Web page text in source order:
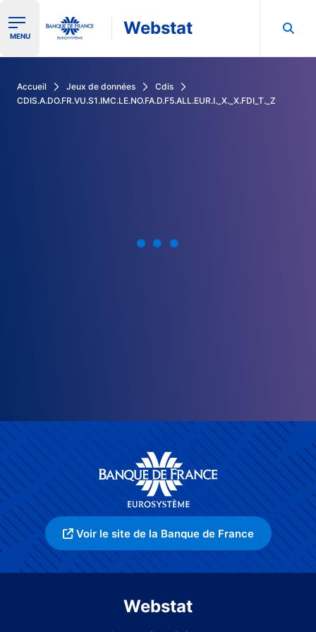
Ouvrir le menu de navigation
MENU Webstat
Accueil Jeux de données
Cdis
CDIS.A.DO.FR.VU.S1.IMC.LE.NO.FA.D.F5.ALL.EUR.I._X._X.FDI_T._Z
Voir le site de la Banque de France
Webstat